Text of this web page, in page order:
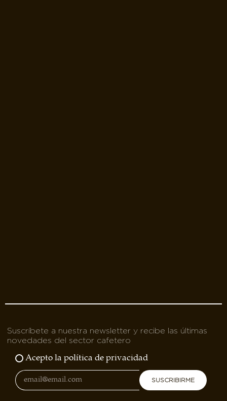
Suscríbete a nuestra newsletter y recibe las últimas
novedades del sector cafetero
Acepto la política de privacidad
SUSCRIBIRME